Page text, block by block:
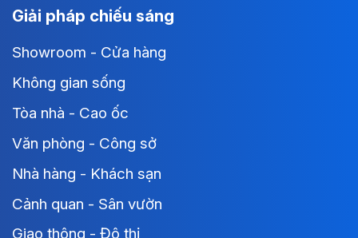
Giải pháp chiếu sáng
Showroom - Cửa hàng
Không gian sống
Tòa nhà - Cao ốc
Văn phòng - Công sở
Nhà hàng - Khách sạn
Cảnh quan - Sân vườn
Giao thông - Đô thị